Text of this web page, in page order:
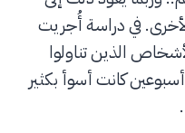
في دراسة أُجريت
الأشخاص الذين تناولوا
كانت أسوأ بكثير